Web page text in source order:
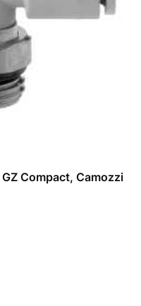
Compact, Camozzi